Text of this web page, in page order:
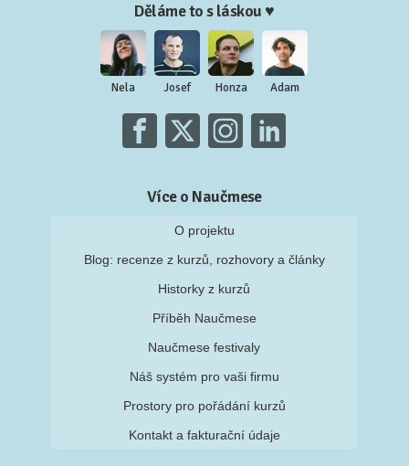
Děláme to s láskou ♥
Nela Josef Honza Adam
Více o Naučmese
O projektu
Blog: recenze z kurzů, rozhovory a články
Historky z kurzů
Příběh Naučmese
Naučmese festivaly
Náš systém pro vaši firmu
Prostory pro pořádání kurzů
Kontakt a fakturační údaje